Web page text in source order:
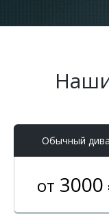
Обычный
от 3000